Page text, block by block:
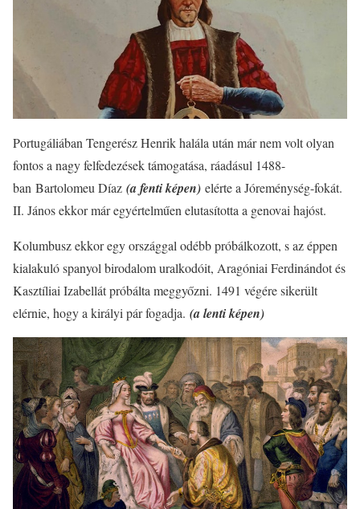
Portugáliában Tengerész Henrik halála után már nem volt olyan
fontos a nagy felfedezések támogatása, ráadásul 1488-
ban Bartolomeu Díaz (a fenti képen) elérte a Jóreménység-fokát.
II. János ekkor már egyértelműen elutasította a genovai hajóst.
Kolumbusz ekkor egy országgal odébb próbálkozott, s az éppen
kialakuló spanyol birodalom uralkodóit, Aragóniai Ferdinándot és
Kasztíliai Izabellát próbálta meggyőzni. 1491 végére sikerült
elérnie, hogy a királyi pár fogadja. (a lenti képen)